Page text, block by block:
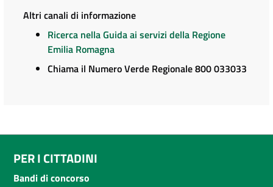
Altri canali di informazione
Ricerca nella Guida ai servizi della Regione
Emilia Romagna
Chiama il Numero Verde Regionale 800 033033
PER I CITTADINI
Bandi di concorso